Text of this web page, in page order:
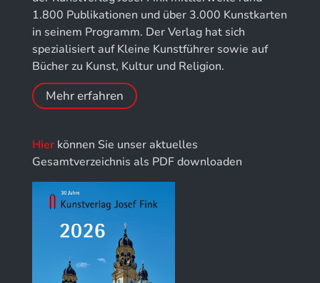
Kunstführer NO
Kunstführer PQ
Kunstführer R
Kunstführer Sch
Kunstführer St
Kunstführer T-V
Kunstführer W
Jahrbuch der Stiftung Thüringer Schlösser und
Gärten
1.800 Publikationen und über 3.000 Kunstkarten
in seinem Programm. Der Verlag hat sich
spezialisiert auf Kleine Kunstführer sowie auf
Bücher zu Kunst, Kultur und Religion.
Mehr erfahren
Hierkönnen Sie unser aktuelles
Gesamtverzeichnis als PDF downloaden